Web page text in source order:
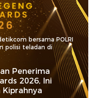
bersama POLRI
polisi teladan di
Penerima
2026, Ini